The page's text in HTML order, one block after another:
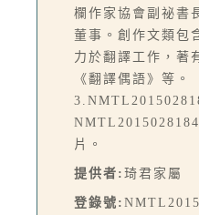
欄作家協會副祕書
董事。創作文類包
力於翻譯工作，著
《翻譯偶語》等。
片。
提供者: 琦君家屬
登錄號: